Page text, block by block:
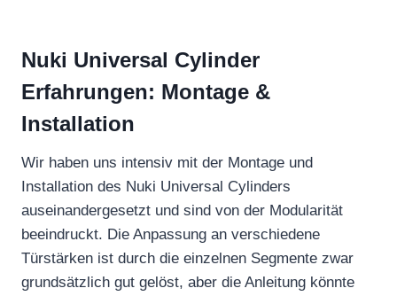
Nuki Universal Cylinder
Erfahrungen: Montage &
Installation
Wir haben uns intensiv mit der Montage und
Installation des Nuki Universal Cylinders
auseinandergesetzt und sind von der Modularität
beeindruckt. Die Anpassung an verschiedene
Türstärken ist durch die einzelnen Segmente zwar
grundsätzlich gut gelöst, aber die Anleitung könnte